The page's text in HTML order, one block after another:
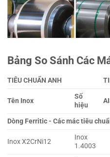
Bảng So Sánh Các
TIÊU CHUẨN ANH
Tên Inox
Số
hiệu
Dòng Ferritic - Các mác tiêu
Inox X2CrNi12
Inox
1.4003